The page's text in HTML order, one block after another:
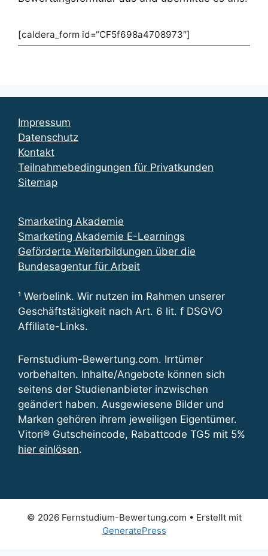
[caldera_form id=“CF5f698a4708973″]
Impressum
Datenschutz
Kontakt
Teilnahmebedingungen für Privatkunden
Sitemap
Smarketing Akademie
Smarketing Akademie E-Learnings
Geförderte Weiterbildungen über die
Bundesagentur für Arbeit
¹ Werbelink. Wir nutzen im Rahmen unserer
Geschäftstätigkeit nach Art. 6 lit. f DSGVO
Affiliate-Links.
Fernstudium-Bewertung.com. Irrtümer
vorbehalten. Inhalte/Angebote können sich
seitens der Studienanbieter inzwischen
geändert haben. Ausgewiesene Bilder und
Marken gehören ihrem jeweiligen Eigentümer.
Vitori® Gutscheincode, Rabattcode TG5 mit 5%
hier einlösen.
© 2026 Fernstudium-Bewertung.com • Erstellt mit
GeneratePress